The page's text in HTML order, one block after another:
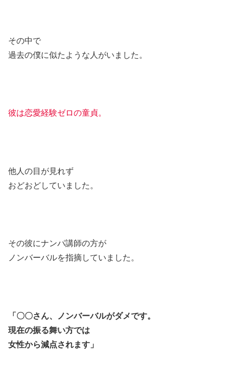
その中で
過去の僕に似たような人がいました。
彼は恋愛経験ゼロの童貞。
他人の目が見れず
おどおどしていました。
その彼にナンパ講師の方が
ノンバーバルを指摘していました。
「〇〇さん、ノンバーバルがダメです。
現在の振る舞い方では
女性から減点されます」